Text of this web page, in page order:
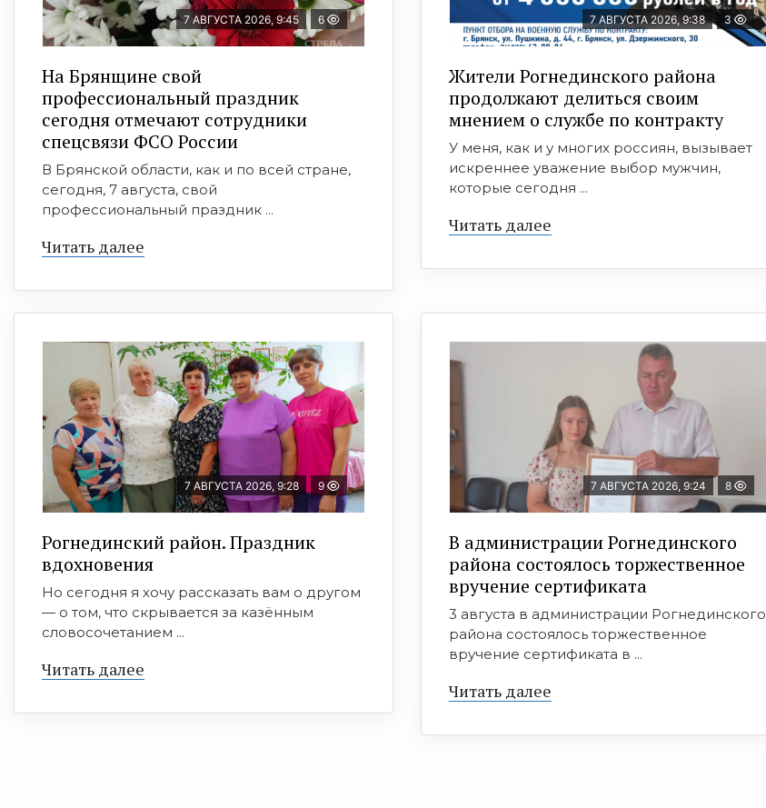
7 АВГУСТА 2026, 9:45 6
На Брянщине свой
профессиональный праздник
сегодня отмечают сотрудники
спецсвязи ФСО России
В Брянской области, как и по всей стране,
сегодня, 7 августа, свой
профессиональный праздник ...
Читать далее
7 АВГУСТА 2026, 9:38 3
Жители Рогнединского района
продолжают делиться своим
мнением о службе по контракту
У меня, как и у многих россиян, вызывает
искреннее уважение выбор мужчин,
которые сегодня ...
Читать далее
7 АВГУСТА 2026, 9:28 9
Рогнединский район. Праздник
вдохновения
Но сегодня я хочу рассказать вам о другом
— о том, что скрывается за казённым
словосочетанием ...
Читать далее
7 АВГУСТА 2026, 9:24 8
В администрации Рогнединского
района состоялось торжественное
вручение сертификата
3 августа в администрации Рогнединского
района состоялось торжественное
вручение сертификата в ...
Читать далее